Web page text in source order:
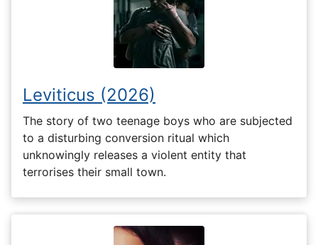
Leviticus (2026)
The story of two teenage boys who are subjected
to a disturbing conversion ritual which
unknowingly releases a violent entity that
terrorises their small town.